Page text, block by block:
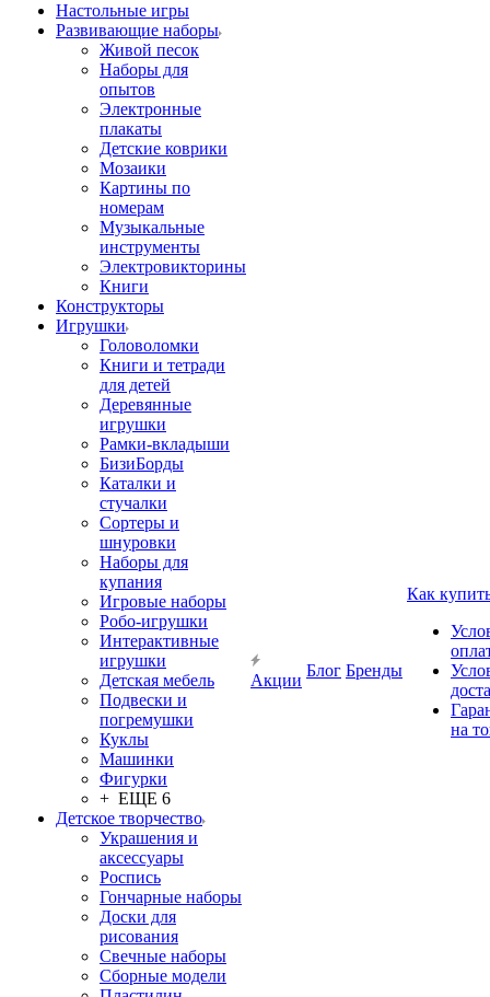
Настольные игры
Развивающие наборы
Живой песок
Наборы для
опытов
Электронные
плакаты
Детские коврики
Мозаики
Картины по
номерам
Музыкальные
инструменты
Электровикторины
Книги
Конструкторы
Игрушки
Головоломки
Книги и тетради
для детей
Деревянные
игрушки
Рамки-вкладыши
БизиБорды
Каталки и
стучалки
Сортеры и
шнуровки
Наборы для
купания
Игровые наборы
Робо-игрушки
Интерактивные
игрушки
Детская мебель
Подвески и
погремушки
Куклы
Машинки
Фигурки
+ ЕЩЕ 6
Детское творчество
Украшения и
аксессуары
Роспись
Гончарные наборы
Доски для
рисования
Свечные наборы
Сборные модели
Акции
Блог Бренды
Как
на